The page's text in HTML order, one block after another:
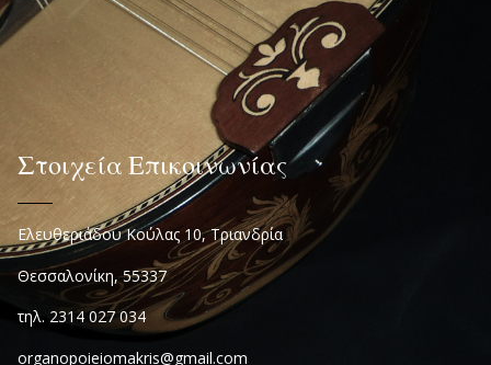
Στοιχεία Επικοινωνίας
Ελευθεριάδου Κούλας 10, Τριανδρία
Θεσσαλονίκη, 55337
τηλ. 2314 027 034
organopoieiomakris@gmail.com